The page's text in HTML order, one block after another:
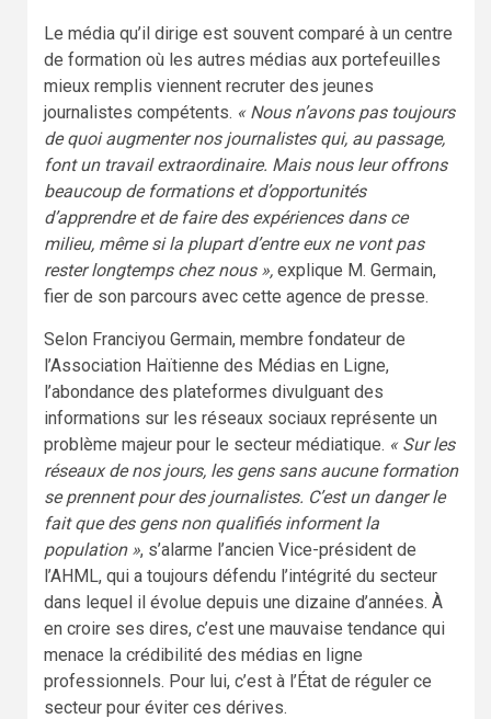
Le média qu’il dirige est souvent comparé à un centre
de formation où les autres médias aux portefeuilles
mieux remplis viennent recruter des jeunes
journalistes compétents. « Nous n’avons pas toujours
de quoi augmenter nos journalistes qui, au passage,
font un travail extraordinaire. Mais nous leur offrons
beaucoup de formations et d’opportunités
d’apprendre et de faire des expériences dans ce
milieu, même si la plupart d’entre eux ne vont pas
rester longtemps chez nous », explique M. Germain,
fier de son parcours avec cette agence de presse.
Selon Franciyou Germain, membre fondateur de
l’Association Haïtienne des Médias en Ligne,
l’abondance des plateformes divulguant des
informations sur les réseaux sociaux représente un
problème majeur pour le secteur médiatique. « Sur les
réseaux de nos jours, les gens sans aucune formation
se prennent pour des journalistes. C’est un danger le
fait que des gens non qualifiés informent la
population », s’alarme l’ancien Vice-président de
l’AHML, qui a toujours défendu l’intégrité du secteur
dans lequel il évolue depuis une dizaine d’années. À
en croire ses dires, c’est une mauvaise tendance qui
menace la crédibilité des médias en ligne
professionnels. Pour lui, c’est à l’État de réguler ce
secteur pour éviter ces dérives.